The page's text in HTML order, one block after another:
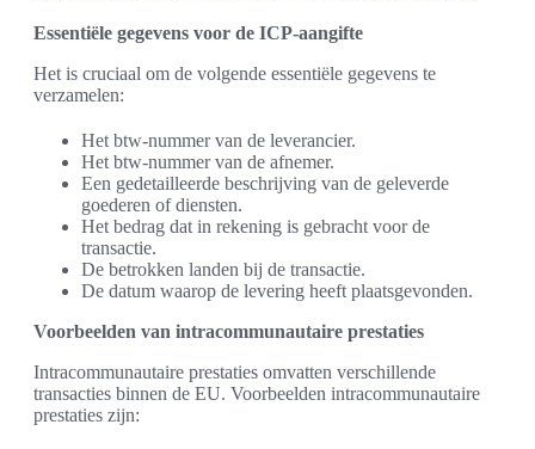
Essentiële gegevens voor de ICP-aangifte
Het is cruciaal om de volgende essentiële gegevens te
verzamelen:
Het btw-nummer van de leverancier.
Het btw-nummer van de afnemer.
Een gedetailleerde beschrijving van de geleverde
goederen of diensten.
Het bedrag dat in rekening is gebracht voor de
transactie.
De betrokken landen bij de transactie.
De datum waarop de levering heeft plaatsgevonden.
Voorbeelden van intracommunautaire prestaties
Intracommunautaire prestaties omvatten verschillende
transacties binnen de EU. Voorbeelden intracommunautaire
prestaties zijn: